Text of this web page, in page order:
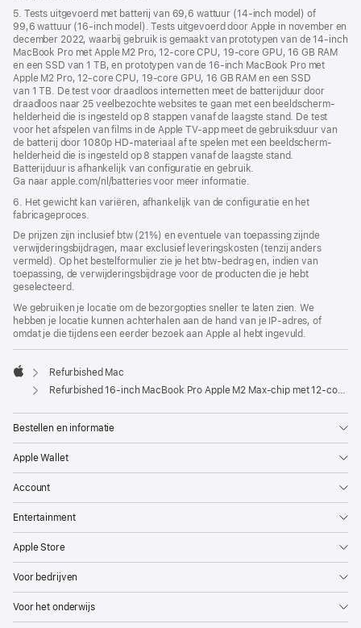
5. Tests uitgevoerd met batterij van 69,6 wattuur (14‑inch model) of
99,6 wattuur (16‑inch model). Tests uitgevoerd door Apple in november en
december 2022, waarbij gebruik is gemaakt van prototypen van de 14‑inch
MacBook Pro met Apple M2 Pro, 12‑core CPU, 19‑core GPU, 16 GB RAM
en een SSD van 1 TB, en prototypen van de 16‑inch MacBook Pro met
Apple M2 Pro, 12‑core CPU, 19‑core GPU, 16 GB RAM en een SSD
van 1 TB. De test voor draadloos internetten meet de batterijduur door
draadloos naar 25 veelbezochte websites te gaan met een beeldscherm­
helderheid die is ingesteld op 8 stappen vanaf de laagste stand. De test
voor het afspelen van films in de Apple TV-app meet de gebruiksduur van
de batterij door 1080p HD-materiaal af te spelen met een beeldscherm­
helderheid die is ingesteld op 8 stappen vanaf de laagste stand.
Batterijduur is afhankelijk van configuratie en gebruik.
Ga naar apple.com/nl/batteries voor meer informatie.
6. Het gewicht kan variëren, afhankelijk van de configuratie en het
fabricageproces.
De prijzen zijn inclusief btw (21%) en eventuele van toepassing zijnde
verwijderingsbijdragen, maar exclusief leveringskosten (tenzij anders
vermeld). Op het bestelformulier zie je het btw-bedrag en, indien van
toepassing, de verwijderingsbijdrage voor de producten die je hebt
geselecteerd.
We gebruiken je locatie om de bezorgopties sneller te laten zien. We
hebben je locatie kunnen achterhalen aan de hand van je IP-adres, of
omdat je die tijdens een eerder bezoek aan Apple al hebt ingevuld.
Apple
Refurbished Mac
Refurbished 16-inch MacBook Pro Apple M2 Max-chip met 12‑core CPU en 38‑core GPU - Spacegrijs
Bestellen en informatie
Apple Wallet
Account
Entertainment
Apple Store
Voor bedrijven
Voor het onderwijs